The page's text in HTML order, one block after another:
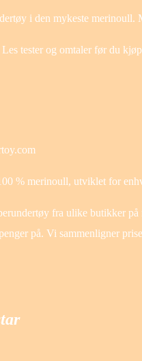
i den mykeste
tester og omtaler før du
% merinoull, utviklet for
fra ulike butikker
på. Vi sammenligner